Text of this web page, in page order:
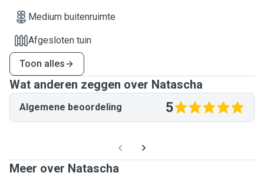
Medium buitenruimte
Afgesloten tuin
Toon alles
Wat anderen zeggen over Natascha
Algemene beoordeling 5
Meer over Natascha